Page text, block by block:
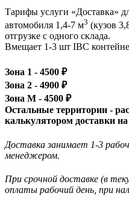
Тарифы услуги «Доставка»
автомобиля 1,4-7 м3 (кузов
отгрузке с одного склада.
Вмещает 1-3 шт IBC
Зона 1 - 4500 ₽
Зона 2 - 4900 ₽
Зона М - 4500 ₽
Остальные территории -
калькулятором доставки
Доставка занимает 1-3
менеджером.
При срочной доставке (в
оплаты рабочий день, при